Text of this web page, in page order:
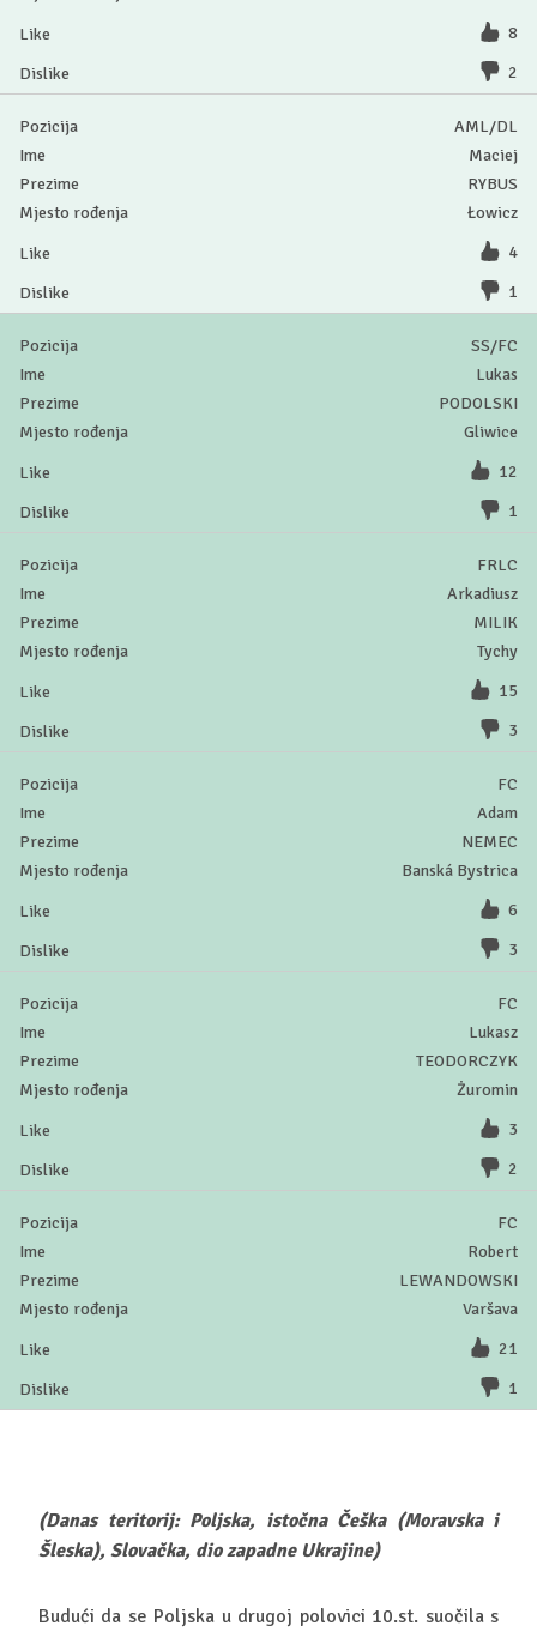
8
2
AML/DL
Maciej
RYBUS
Łowicz
4
1
SS/FC
Lukas
PODOLSKI
Gliwice
12
1
FRLC
Arkadiusz
MILIK
Tychy
15
3
FC
Adam
NEMEC
Banská Bystrica
6
3
FC
Lukasz
TEODORCZYK
Żuromin
3
2
FC
Robert
LEWANDOWSKI
Varšava
21
1
(Danas teritorij: Poljska, istočna Češka (Moravska i
Šleska), Slovačka, dio zapadne Ukrajine)
Budući da se Poljska u drugoj polovici 10.st. suočila s